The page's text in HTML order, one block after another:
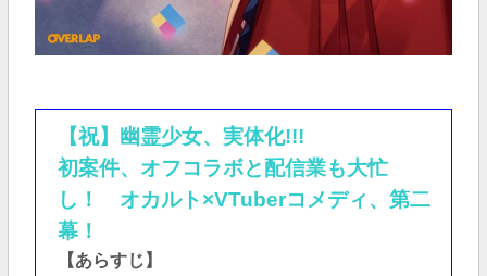
【祝】幽霊少女、実体化!!!
初案件、オフコラボと配信業も大忙
し！ オカルト×VTuberコメディ、第二
幕！
【あらすじ】